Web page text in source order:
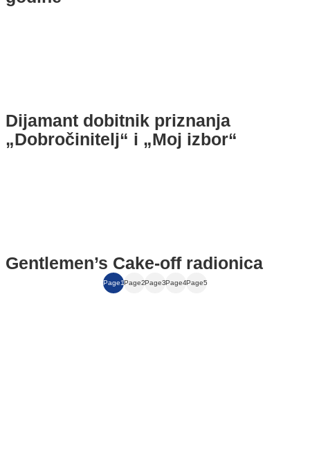
Dijamant dobitnik priznanja
„Dobročinitelj“ i „Moj izbor“
Gentlemen’s Cake‑off radionica
Page1Page2Page3Page4Page5